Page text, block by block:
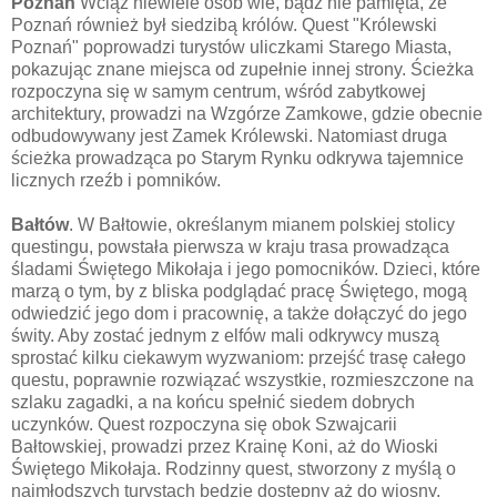
Poznań również był siedzibą królów. Quest "Królewski
Poznań" poprowadzi turystów uliczkami Starego Miasta,
pokazując znane miejsca od zupełnie innej strony. Ścieżka
rozpoczyna się w samym centrum, wśród zabytkowej
architektury, prowadzi na Wzgórze Zamkowe, gdzie obecnie
odbudowywany jest Zamek Królewski. Natomiast druga
ścieżka prowadząca po Starym Rynku odkrywa tajemnice
licznych rzeźb i pomników.
Bałtów. W Bałtowie, określanym mianem polskiej stolicy
questingu, powstała pierwsza w kraju trasa prowadząca
śladami Świętego Mikołaja i jego pomocników. Dzieci, które
marzą o tym, by z bliska podglądać pracę Świętego, mogą
odwiedzić jego dom i pracownię, a także dołączyć do jego
świty. Aby zostać jednym z elfów mali odkrywcy muszą
sprostać kilku ciekawym wyzwaniom: przejść trasę całego
questu, poprawnie rozwiązać wszystkie, rozmieszczone na
szlaku zagadki, a na końcu spełnić siedem dobrych
uczynków. Quest rozpoczyna się obok Szwajcarii
Bałtowskiej, prowadzi przez Krainę Koni, aż do Wioski
Świętego Mikołaja. Rodzinny quest, stworzony z myślą o
najmłodszych turystach będzie dostępny aż do wiosny.